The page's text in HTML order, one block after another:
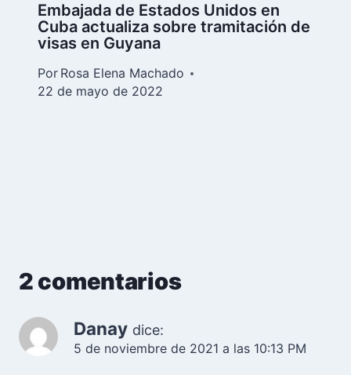
Embajada de Estados Unidos en
Cuba actualiza sobre tramitación de
visas en Guyana
Por Rosa Elena Machado
22 de mayo de 2022
2 comentarios
Danay dice:
5 de noviembre de 2021 a las 10:13 PM